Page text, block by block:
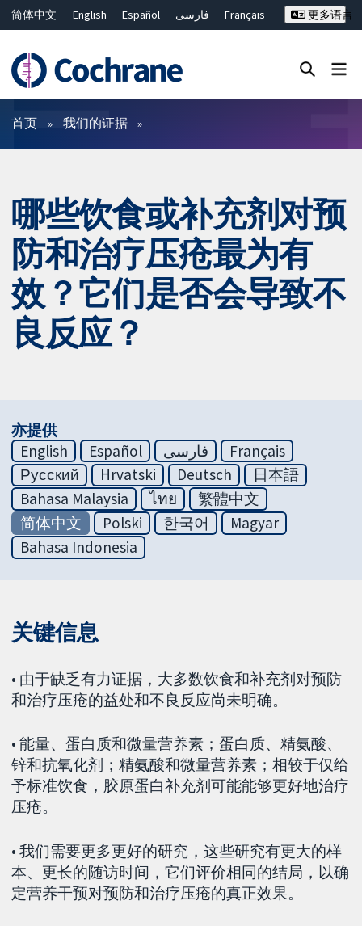
简体中文 English Español فارسی
Français
ไทย
繁體中文
更多语言
过滤
首页 我们的证据
哪些饮食或补充剂对预
防和治疗压疮最为有
效？它们是否会导致不
良反应？
亦提供
English
Español فارسی
Français
Русский
Hrvatski Deutsch
日本語
Bahasa Malaysia
ไทย
繁體中文
简体中文
Polski 한국어
Magyar
Bahasa Indonesia
关键信息
• 由于缺乏有力证据，大多数饮食和补充剂对预防
和治疗压疮的益处和不良反应尚未明确。
• 能量、蛋白质和微量营养素；蛋白质、精氨酸、
锌和抗氧化剂；精氨酸和微量营养素；相较于仅给
予标准饮食，胶原蛋白补充剂可能能够更好地治疗
压疮。
• 我们需要更多更好的研究，这些研究有更大的样
本、更长的随访时间，它们评价相同的结局，以确
定营养干预对预防和治疗压疮的真正效果。